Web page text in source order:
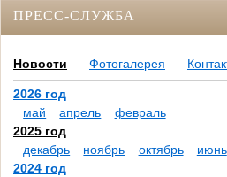
ПРЕСС-СЛУЖБА
Новости Фотогалерея
2026 год
май
апрель
февраль
2025 год
декабрь
ноябрь октябрь июнь
2024 год